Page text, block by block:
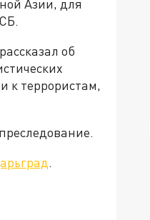
Азии, для
об
к террористам,
.